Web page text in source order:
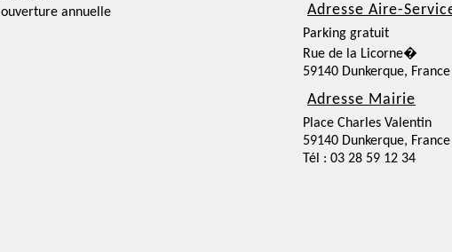
ouverture annuelle
Adresse Aire-
Parking gratuit
Rue de la Licorne�
59140 Dunkerque, France
Adresse Mairie
Place Charles Valentin
59140 Dunkerque, France
Tél : 03 28 59 12 34